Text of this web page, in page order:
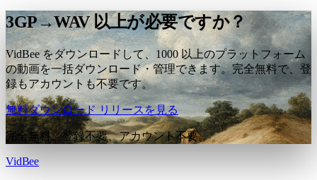
3GP→WAV 以上が必要ですか？
VidBee をダウンロードして、1000 以上のプラットフォーム
の動画を一括ダウンロード・管理できます。完全無料で、登
録もアカウントも不要です。
無料ダウンロード リリースを見る
完全無料。登録不要、アカウント不要。
VidBee